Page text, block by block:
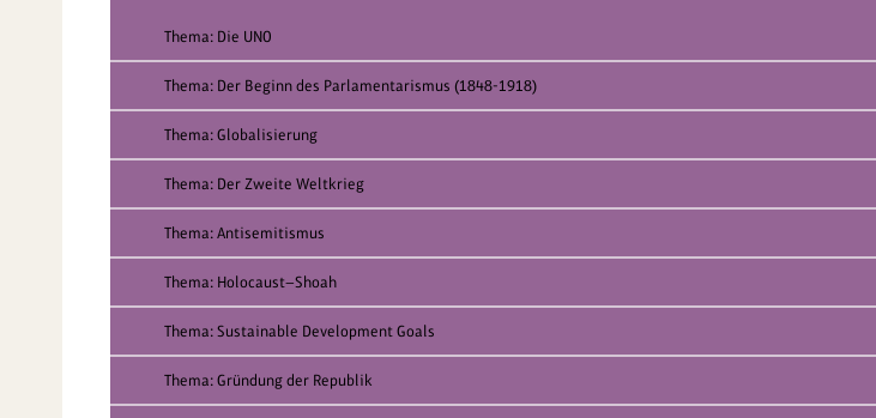
Thema: Die UNO
Thema: Der Beginn des Parlamentarismus (1848-1918)
Thema: Globalisierung
Thema: Der Zweite Weltkrieg
Thema: Antisemitismus
Thema: Holocaust—Shoah
Thema: Sustainable Development Goals
Thema: Gründung der Republik